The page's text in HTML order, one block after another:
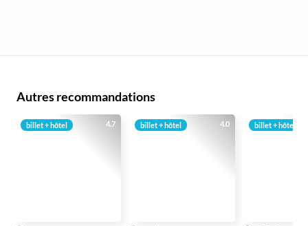
Autres recommandations
4.7
billet + hôtel 4.0
billet + hôtel billet + hôtel